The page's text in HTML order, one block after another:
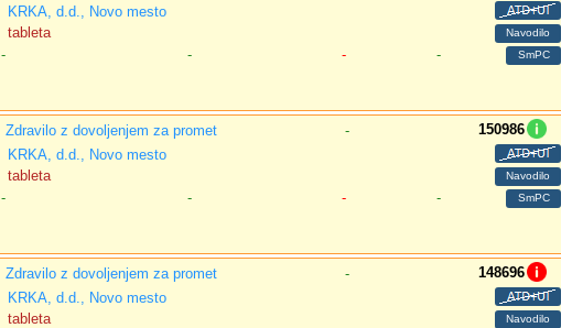
KRKA, d.d., Novo mesto
tableta
- - - -
Zdravilo z dovoljenjem za promet -
150986
KRKA, d.d., Novo mesto
tableta
- - - -
Zdravilo z dovoljenjem za promet -
148696
KRKA, d.d., Novo mesto
tableta